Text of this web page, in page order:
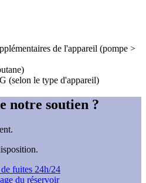
de l'appareil (pompe >
(selon le type d'appareil)
notre soutien ?
fuites 24h/24
du réservoir